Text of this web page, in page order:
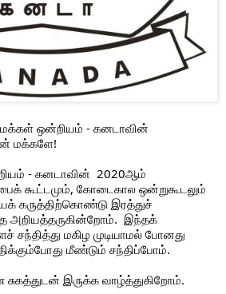
ஒன்றியம் - கனடாவின்
மக்களே!
- கனடாவின்  2020ஆம்
கூட்டமும், கோடைகால ஒன்றுகூடலும்
கருத்திற்கொண்டு இரத்துச்
அறியத்தருகின்றோம்.  இந்தக்
மகிழ முடியாமல் போனது
மீண்டும் சந்திப்போம்.
இருக்க வாழ்த்துகிறோம்.